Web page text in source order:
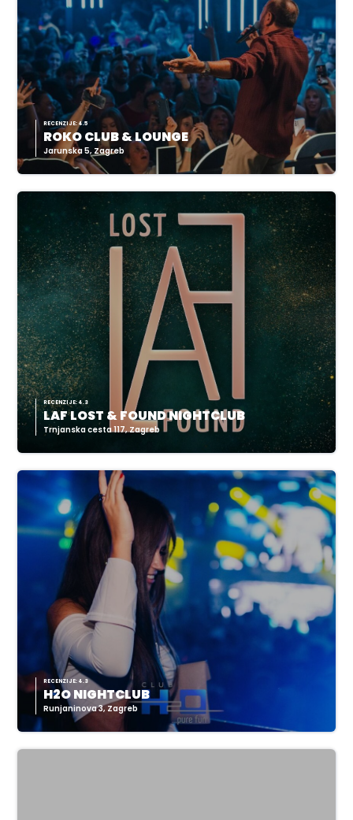
RECENZIJE: 4.5
ROKO CLUB & LOUNGE
Jarunska 5, Zagreb
RECENZIJE: 4.3
LAF LOST & FOUND NIGHTCLUB
Trnjanska cesta 117, Zagreb
RECENZIJE: 4.3
H2O NIGHTCLUB
Runjaninova 3, Zagreb